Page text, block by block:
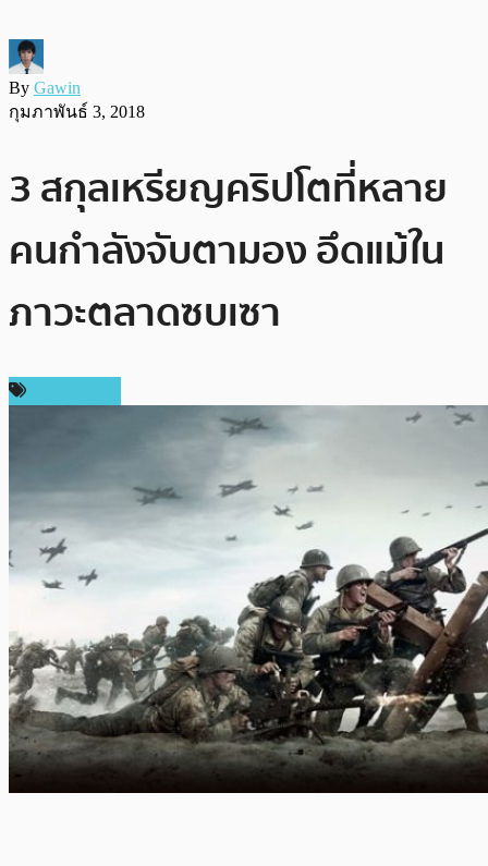
By Gawin
กุมภาพันธ์ 3, 2018
3 สกุลเหรียญคริปโตที่หลาย
คนกำลังจับตามอง อึดแม้ใน
ภาวะตลาดซบเซา